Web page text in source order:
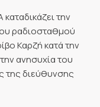
την
ραδιοσταθμού
Καρζή κατά την
ανησυχία του
της διεύθυνσης